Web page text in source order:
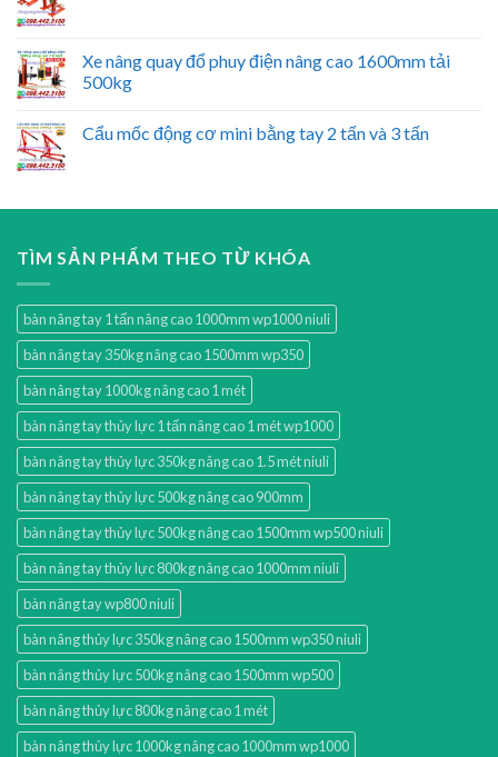
Xe nâng quay đổ phuy điện nâng cao 1600mm tải
500kg
Cẩu mốc động cơ mini bằng tay 2 tấn và 3 tấn
TÌM SẢN PHẨM THEO TỪ KHÓA
bàn nâng tay 1 tấn nâng cao 1000mm wp1000 niuli
bàn nâng tay 350kg nâng cao 1500mm wp350
bàn nâng tay 1000kg nâng cao 1 mét
bàn nâng tay thủy lực 1 tấn nâng cao 1 mét wp1000
bàn nâng tay thủy lực 350kg nâng cao 1.5 mét niuli
bàn nâng tay thủy lực 500kg nâng cao 900mm
bàn nâng tay thủy lực 500kg nâng cao 1500mm wp500 niuli
bàn nâng tay thủy lực 800kg nâng cao 1000mm niuli
bàn nâng tay wp800 niuli
bàn nâng thủy lực 350kg nâng cao 1500mm wp350 niuli
bàn nâng thủy lực 500kg nâng cao 1500mm wp500
bàn nâng thủy lực 800kg nâng cao 1 mét
bàn nâng thủy lực 1000kg nâng cao 1000mm wp1000